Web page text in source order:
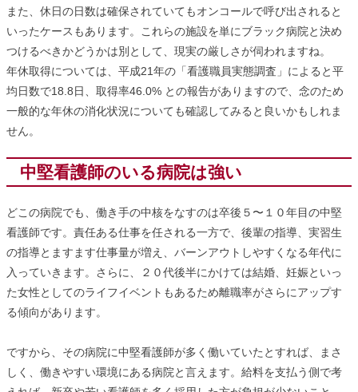
また、休日の日数は確保されていてもオンコールで呼び出されると
いったケースもあります。これらの施設を単にブラック病院と決め
つけるべきかどうかは別として、現実の厳しさが伺われますね。
年休取得については、平成21年の「看護職員実態調査」によると平
均日数で18.8日、取得率46.0% との報告がありますので、念のため
一般的な年休の消化状況についても確認してみると良いかもしれま
せん。
中堅看護師のいる病院は強い
どこの病院でも、働き手の中核をなすのは卒後５〜１０年目の中堅
看護師です。責任ある仕事を任される一方で、後輩の指導、実習生
の指導とますます仕事量が増え、バーンアウトしやすくなる年代に
入っていきます。さらに、２０代後半にかけては結婚、妊娠といっ
た女性としてのライフイベントもあるため離職率がさらにアップす
る傾向があります。
ですから、その病院に中堅看護師が多く働いていたとすれば、まさ
しく、働きやすい環境にある病院と言えます。給料を支払う側で考